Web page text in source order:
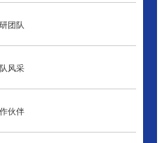
团队
风采
伙伴